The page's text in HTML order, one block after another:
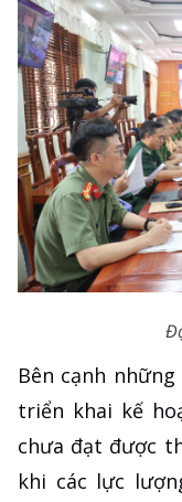
Bên cạnh
triển khai kế
chưa đạt được
khi các lực